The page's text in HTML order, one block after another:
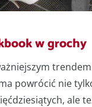
w grochy
powrócić nie
ale